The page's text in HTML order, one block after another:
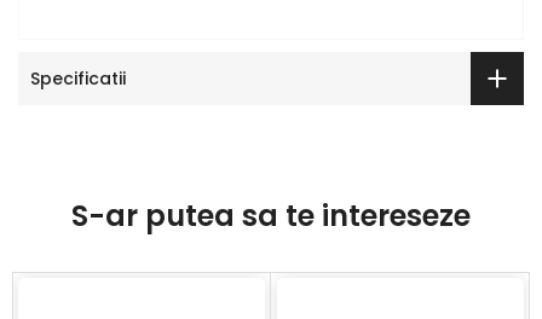
Specificatii
S-ar putea sa te intereseze